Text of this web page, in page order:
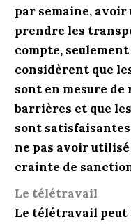
par semaine,
prendre les
compte, seulement
considèrent que
sont en mesure de
barrières et que
sont
ne pas avoir
crainte de
Le télétravail
Le télétravail peut